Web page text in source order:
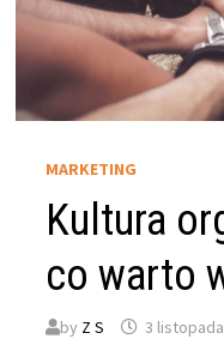
MARKETING
Kultura
co warto
by Z S 3